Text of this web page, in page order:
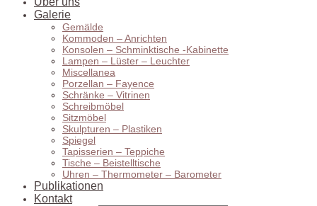
Galerie
Gemälde
Kommoden – Anrichten
Konsolen – Schminktische -Kabinette
Lampen – Lüster – Leuchter
Miscellanea
Porzellan – Fayence
Schränke – Vitrinen
Schreibmöbel
Sitzmöbel
Skulpturen – Plastiken
Spiegel
Tapisserien – Teppiche
Tische – Beistelltische
Uhren – Thermometer – Barometer
Publikationen
Kontakt